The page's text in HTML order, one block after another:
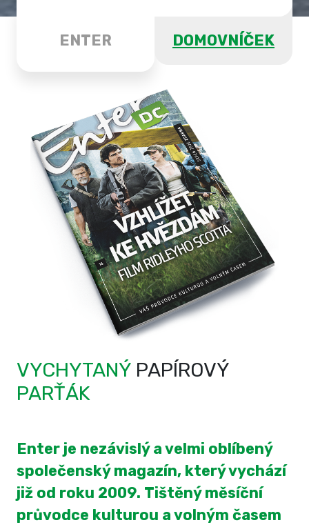
ENTER DOMOVNÍČEK
VYCHYTANÝ PAPÍROVÝ
PARŤÁK
Enter je nezávislý a velmi oblíbený
společenský magazín, který vychází
již od roku 2009. Tištěný měsíční
průvodce kulturou a volným časem